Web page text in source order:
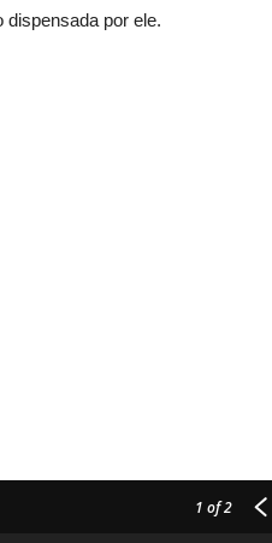
por ele.
1 of 2